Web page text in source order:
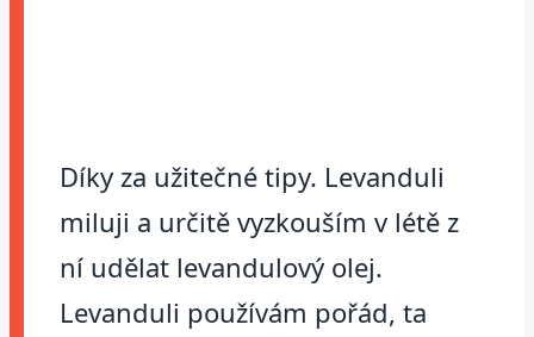
Díky za užitečné tipy. Levanduli
miluji a určitě vyzkouším v létě z
ní udělat levandulový olej.
Levanduli používám pořád, ta